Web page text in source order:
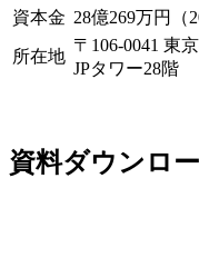
資本金 28億269万円（
所在地
〒106-0041 東
JPタワー28階
資料ダウンロ